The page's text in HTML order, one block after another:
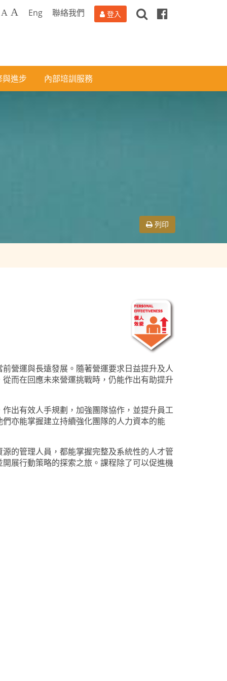
A A Eng 聯絡我們 登入
搜 Facebook
與進步 內部培訓服務
列印
營運與長遠發展。隨著營運要求日益提升及人
而在回應未來營運挑戰時，仍能作出有助提升
出有效人手規劃，加強團隊協作，並提升員工
亦能掌握建立持續強化團隊的人力資本的能
的管理人員，都能掌握完整及系統性的人才管
展行動策略的探索之旅。課程除了可以促進機